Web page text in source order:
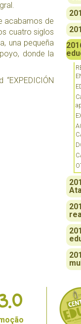
acabamos de
cuatro siglos
una pequeña
donde la